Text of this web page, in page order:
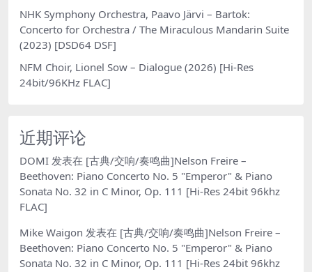
NHK Symphony Orchestra, Paavo Järvi – Bartok:
Concerto for Orchestra / The Miraculous Mandarin Suite
(2023) [DSD64 DSF]
NFM Choir, Lionel Sow – Dialogue (2026) [Hi-Res
24bit/96KHz FLAC]
近期评论
DOMI 发表在 [古典/交响/奏鸣曲]Nelson Freire –
Beethoven: Piano Concerto No. 5 "Emperor" & Piano
Sonata No. 32 in C Minor, Op. 111 [Hi-Res 24bit 96khz
FLAC]
Mike Waigon 发表在 [古典/交响/奏鸣曲]Nelson Freire –
Beethoven: Piano Concerto No. 5 "Emperor" & Piano
Sonata No. 32 in C Minor, Op. 111 [Hi-Res 24bit 96khz